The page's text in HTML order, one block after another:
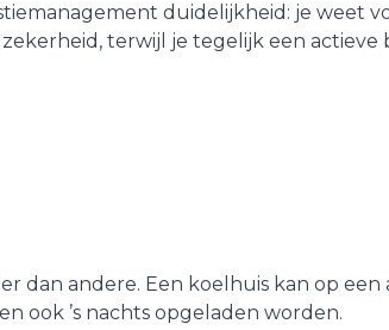
duidelijkheid: je weet
terwijl je tegelijk een actieve
dan andere. Een koelhuis kan op
ook ’s nachts opgeladen worden.